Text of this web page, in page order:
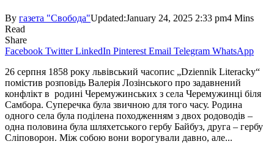
By газета "Свобода"Updated:January 24, 2025 2:33 pm4 Mins
Read
Share
Facebook Twitter LinkedIn Pinterest Email Telegram WhatsApp
26 серпня 1858 року львівський часопис „Dziennik Literacky“
помістив розповідь Валерія Лозінського про задавнений
конфлікт в родині Черемужинських з села Черемужинці біля
Самбора. Суперечка була звичною для того часу. Родина
одного села була поділена походженням з двох родоводів –
одна половина була шляхетського гербу Байбуз, друга – гербу
Сліповорон. Між собою вони ворогували давно, але...